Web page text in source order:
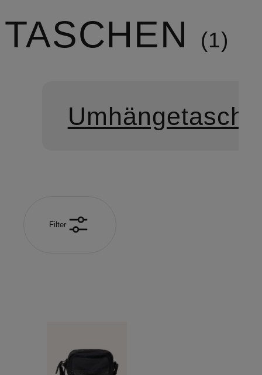
TASCHEN
1
Filter